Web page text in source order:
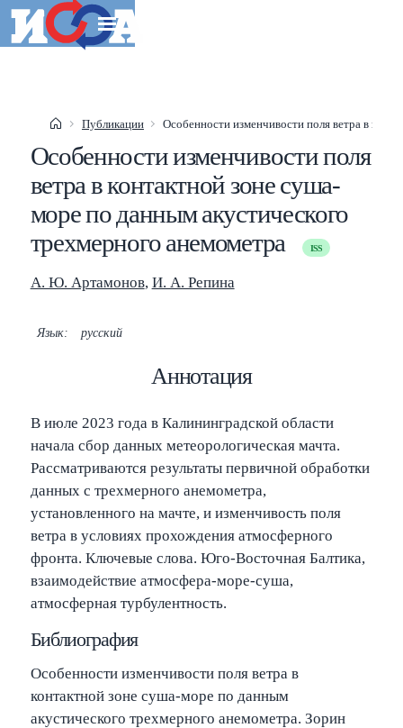
Публикации Особенности изменчивости поля ветра в
Особенности изменчивости поля
ветра в контактной зоне суша-
море по данным акустического
трехмерного анемометра
ISS
А. Ю. Артамонов, И. А. Репина
Язык: русский
Аннотация
В июле 2023 года в Калининградской области
начала сбор данных метеорологическая мачта.
Рассматриваются результаты первичной обработки
данных с трехмерного анемометра,
установленного на мачте, и изменчивость поля
ветра в условиях прохождения атмосферного
фронта. Ключевые слова. Юго-Восточная Балтика,
взаимодействие атмосфера-море-суша,
атмосферная турбулентность.
Библиография
Особенности изменчивости поля ветра в
контактной зоне суша-море по данным
акустического трехмерного анемометра. Зорин
Esc
Shift
Search popup /
Navigate posts